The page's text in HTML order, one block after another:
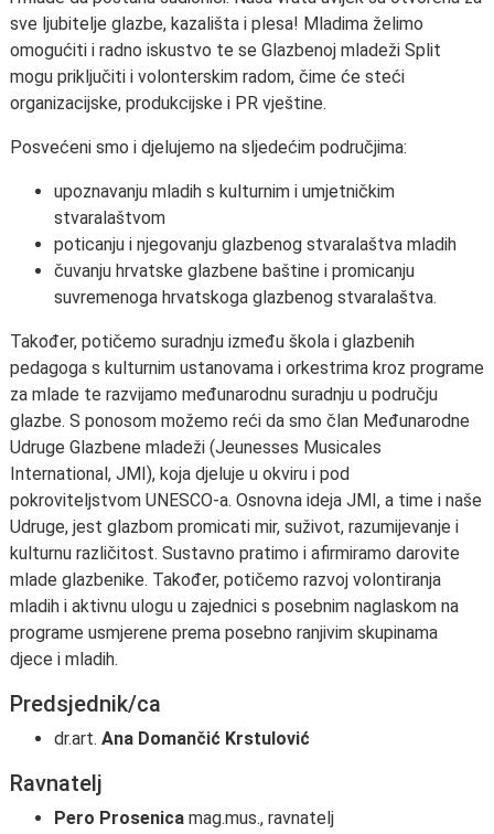
sve ljubitelje glazbe, kazališta i plesa! Mladima želimo
omogućiti i radno iskustvo te se Glazbenoj mladeži Split
mogu priključiti i volonterskim radom, čime će steći
organizacijske, produkcijske i PR vještine.
Posvećeni smo i djelujemo na sljedećim područjima:
upoznavanju mladih s kulturnim i umjetničkim
stvaralaštvom
poticanju i njegovanju glazbenog stvaralaštva mladih
čuvanju hrvatske glazbene baštine i promicanju
suvremenoga hrvatskoga glazbenog stvaralaštva.
Također, potičemo suradnju između škola i glazbenih
pedagoga s kulturnim ustanovama i orkestrima kroz programe
za mlade te razvijamo međunarodnu suradnju u području
glazbe. S ponosom možemo reći da smo član Međunarodne
Udruge Glazbene mladeži (Jeunesses Musicales
International, JMI), koja djeluje u okviru i pod
pokroviteljstvom UNESCO-a. Osnovna ideja JMI, a time i naše
Udruge, jest glazbom promicati mir, suživot, razumijevanje i
kulturnu različitost. Sustavno pratimo i afirmiramo darovite
mlade glazbenike. Također, potičemo razvoj volontiranja
mladih i aktivnu ulogu u zajednici s posebnim naglaskom na
programe usmjerene prema posebno ranjivim skupinama
djece i mladih.
Predsjednik/ca
dr.art. Ana Domančić Krstulović
Ravnatelj
Pero Prosenica mag.mus., ravnatelj